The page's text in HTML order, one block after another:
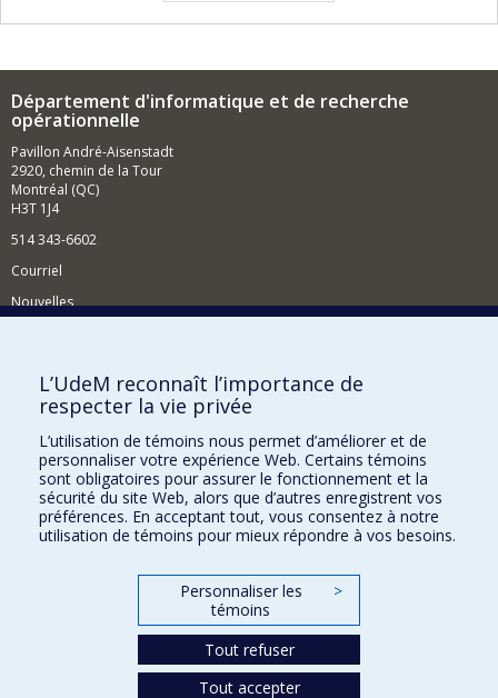
Département d'informatique et de recherche
opérationnelle
Pavillon André-Aisenstadt
2920, chemin de la Tour
Montréal (QC)
H3T 1J4
514 343-6602
Courriel
Nouvelles
Comment soutenir le Département?
BESOIN D'AIDE?
Plan du site
Signaler une erreur
Accessibilité
FACULTÉ DES ARTS ET DES SCIENCES
Nos départements et écoles
L’UdeM reconnaît l’importance de
respecter la vie privée
L’utilisation de témoins nous permet d’améliorer et de
personnaliser votre expérience Web. Certains témoins
sont obligatoires pour assurer le fonctionnement et la
sécurité du site Web, alors que d’autres enregistrent vos
préférences. En acceptant tout, vous consentez à notre
utilisation de témoins pour mieux répondre à vos besoins.
Personnaliser les
témoins
>
Tout refuser
Tout accepter